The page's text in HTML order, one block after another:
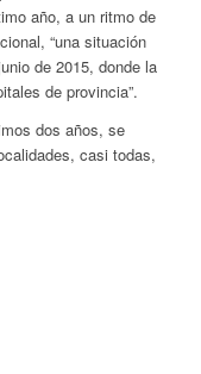
año, a un ritmo de
“una situación
de 2015, donde la
de provincia”.
dos años, se
casi todas,